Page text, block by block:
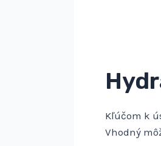
Kľúčom k
Vhodný